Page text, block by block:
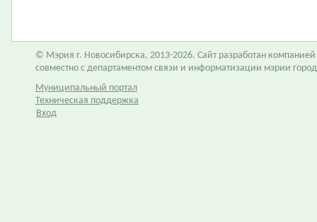
© Мэрия г. Новосибирска, 2013-2026. Сайт разработан компанией
совместно с департаментом связи и информатизации мэрии
Муниципальный портал
Техническая поддержка
Вход